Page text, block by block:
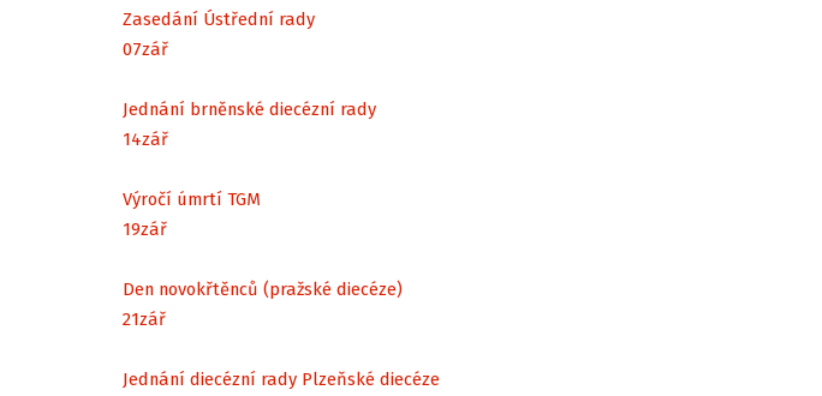
Zasedání Ústřední rady
07zář
Jednání brněnské diecézní rady
14zář
Výročí úmrtí TGM
19zář
Den novokřtěnců (pražské diecéze)
21zář
Jednání diecézní rady Plzeňské diecéze